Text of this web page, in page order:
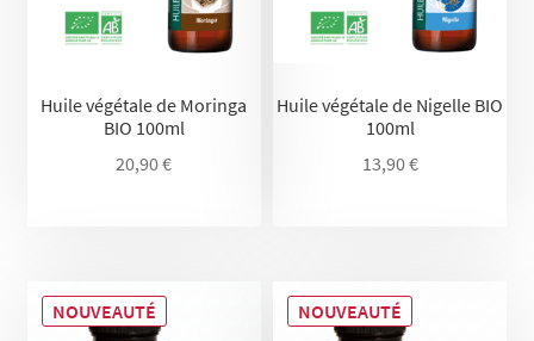
Huile végétale de Moringa
BIO 100ml
20,90€
Huile végétale de Nigelle BIO
100ml
13,90€
NOUVEAUTÉ NOUVEAUTÉ